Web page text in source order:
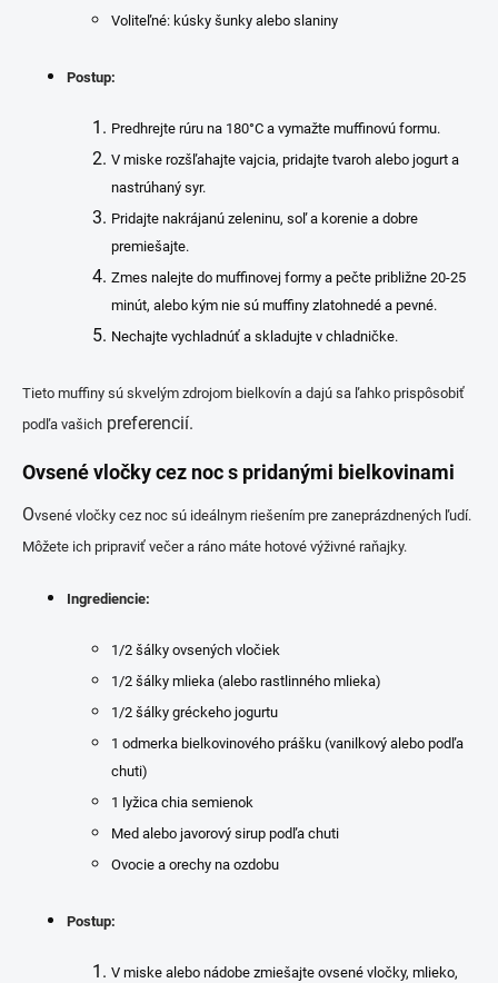
Voliteľné: kúsky šunky alebo slaniny
Postup:
Predhrejte rúru na 180°C a vymažte muffinovú formu.
V miske rozšľahajte vajcia, pridajte tvaroh alebo jogurt a
nastrúhaný syr.
Pridajte nakrájanú zeleninu, soľ a korenie a dobre
premiešajte.
Zmes nalejte do muffinovej formy a pečte približne 20-25
minút, alebo kým nie sú muffiny zlatohnedé a pevné.
Nechajte vychladnúť a skladujte v chladničke.
Tieto muffiny sú skvelým zdrojom bielkovín a dajú sa ľahko prispôsobiť
podľa vašich preferencií.
Ovsené vločky cez noc s pridanými bielkovinami
Ovsené vločky cez noc sú ideálnym riešením pre zaneprázdnených ľudí.
Môžete ich pripraviť večer a ráno máte hotové výživné raňajky.
Ingrediencie:
1/2 šálky ovsených vločiek
1/2 šálky mlieka (alebo rastlinného mlieka)
1/2 šálky gréckeho jogurtu
1 odmerka bielkovinového prášku (vanilkový alebo podľa
chuti)
1 lyžica chia semienok
Med alebo javorový sirup podľa chuti
Ovocie a orechy na ozdobu
Postup:
V miske alebo nádobe zmiešajte ovsené vločky, mlieko,